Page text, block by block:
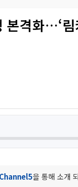
격화…‘림
Channel5을 통해 소개